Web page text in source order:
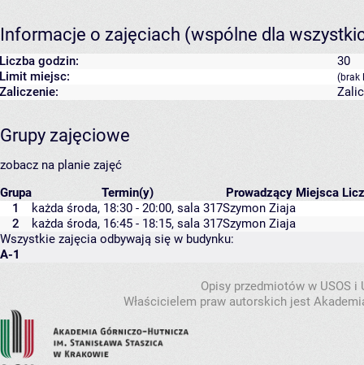
Informacje o zajęciach (wspólne dla
Liczba godzin:
30
Limit miejsc:
(brak
Zaliczenie:
Grupy zajęciowe
zobacz na planie zajęć
Grupa
Termin(y) Prowadzący Miejsca
1
każda środa, 18:30 - 20:00, sala 317Szymon Ziaja
2
każda środa, 16:45 - 18:15, sala 317Szymon Ziaja
Wszystkie zajęcia odbywają się w budynku:
A-1
Opisy przedmiotów w USOS
Właścicielem praw autorskich jest